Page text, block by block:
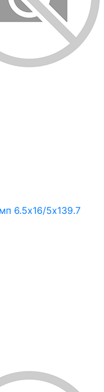
6.5х16/5х139.7